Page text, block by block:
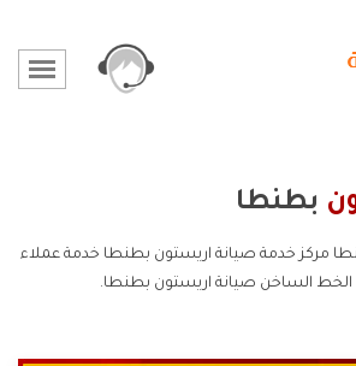
بطنطا
مركز خدمة صيانة اريستون بطنطا خدمة عملاء
الساخن صيانة اريستون بطنطا.